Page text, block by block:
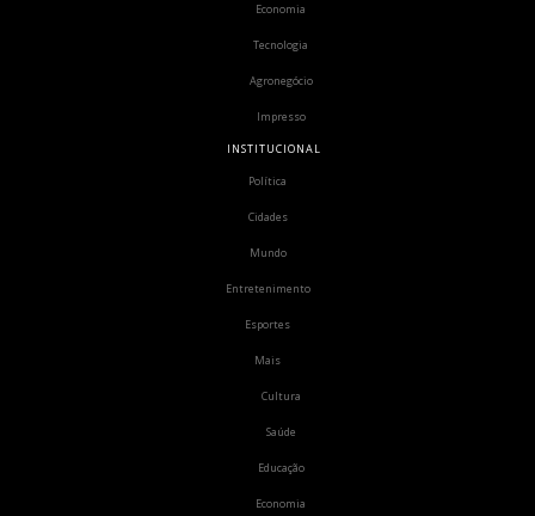
Economia
Tecnologia
Agronegócio
Impresso
INSTITUCIONAL
Política
Cidades
Mundo
Entretenimento
Esportes
Mais
Cultura
Saúde
Educação
Economia